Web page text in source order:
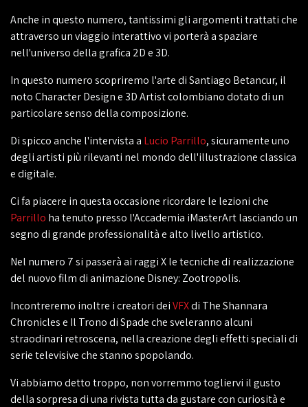
Anche in questo numero, tantissimi gli argomenti trattati che
attraverso un viaggio interattivo vi porterà a spaziare
nell'universo della grafica 2D e 3D.
In questo numero scopriremo l'arte di Santiago Betancur, il
noto Character Design e 3D Artist colombiano dotato di un
particolare senso della composizione.
Di spicco anche l'intervista a Lucio Parrillo, sicuramente uno
degli artisti più rilevanti nel mondo dell'illustrazione classica
e digitale.
Ci fa piacere in questa occasione ricordare le lezioni che
Parrillo ha tenuto presso l'Accademia iMasterArt lasciando un
segno di grande professionalità e alto livello artistico.
Nel numero 7 si passerà ai raggi X le tecniche di realizzazione
del nuovo film di animazione Disney: Zootropolis.
Incontreremo inoltre i creatori deiVFXdi The Shannara
Chronicles e Il Trono di Spade che sveleranno alcuni
straodinari retroscena, nella creazione degli effetti speciali di
serie televisive che stanno spopolando.
Vi abbiamo detto troppo, non vorremmo togliervi il gusto
della sorpresa di una rivista tutta da gustare con curiosità e